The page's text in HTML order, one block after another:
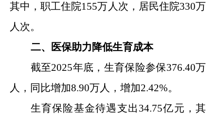
其中 ，职工住院155万人次，居民住院330万
人次。
二、医保助力降低生育成本
截至2025年底 ，生育保险参保376.40万
人，同比增加8.90万人，增加2.42%。
生育保险基金待遇支出 34.75亿元 ，其